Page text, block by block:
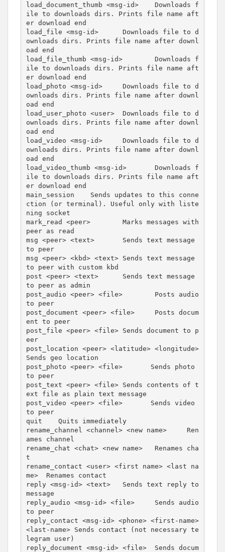
load_document_thumb <msg-id>    Downloads f
ile to downloads dirs. Prints file name aft
er download end
load_file <msg-id>      Downloads file to d
ownloads dirs. Prints file name after downl
oad end
load_file_thumb <msg-id>        Downloads f
ile to downloads dirs. Prints file name aft
er download end
load_photo <msg-id>     Downloads file to d
ownloads dirs. Prints file name after downl
oad end
load_user_photo <user>  Downloads file to d
ownloads dirs. Prints file name after downl
oad end
load_video <msg-id>     Downloads file to d
ownloads dirs. Prints file name after downl
oad end
load_video_thumb <msg-id>       Downloads f
ile to downloads dirs. Prints file name aft
er download end
main_session    Sends updates to this conne
ction (or terminal). Useful only with liste
ning socket
mark_read <peer>        Marks messages with
peer as read
msg <peer> <text>       Sends text message
to peer
msg <peer> <kbd> <text> Sends text message
to peer with custom kbd
post <peer> <text>      Sends text message
to peer as admin
post_audio <peer> <file>        Posts audio
to peer
post_document <peer> <file>     Posts docum
ent to peer
post_file <peer> <file> Sends document to p
eer
post_location <peer> <latitude> <longitude>
Sends geo location
post_photo <peer> <file>       Sends photo
to peer
post_text <peer> <file> Sends contents of t
ext file as plain text message
post_video <peer> <file>       Sends video
to peer
quit    Quits immediately
rename_channel <channel> <new name>     Ren
ames channel
rename_chat <chat> <new name>   Renames cha
t
rename_contact <user> <first name> <last na
me>  Renames contact
reply <msg-id> <text>   Sends text reply to
message
reply_audio <msg-id> <file>     Sends audio
to peer
reply_contact <msg-id> <phone> <first-name>
<last-name> Sends contact (not necessary te
legram user)
reply_document <msg-id> <file>  Sends docum